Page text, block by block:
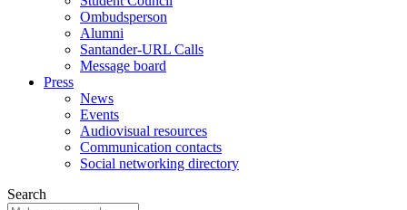
Ombudsperson
Alumni
Santander-URL Calls
Message board
Press
News
Events
Audiovisual resources
Communication contacts
Social networking directory
Search